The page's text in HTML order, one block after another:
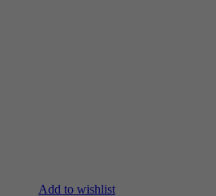
Add to wishlist